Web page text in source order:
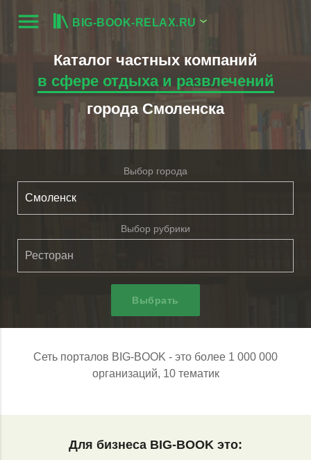
menu BIG-BOOK-RELAX.RU
Каталог частных компаний
в сфере отдыха и развлечений
города Смоленска
Сеть порталов BIG-BOOK - это более 1 000 000
организаций, 10 тематик
Выбор города
Выбор рубрики
Выбрать
Для бизнеса BIG-BOOK это: